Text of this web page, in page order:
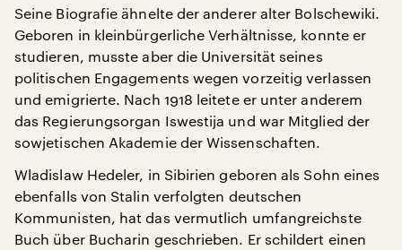
Seine Biografie ähnelte der anderer alter Bolschewiki.
Geboren in kleinbürgerliche Verhältnisse, konnte er
studieren, musste aber die Universität seines
politischen Engagements wegen vorzeitig verlassen
und emigrierte. Nach 1918 leitete er unter anderem
das Regierungsorgan Iswestija und war Mitglied der
sowjetischen Akademie der Wissenschaften.
Wladislaw Hedeler, in Sibirien geboren als Sohn eines
ebenfalls von Stalin verfolgten deutschen
Kommunisten, hat das vermutlich umfangreichste
Buch über Bucharin geschrieben. Er schildert einen